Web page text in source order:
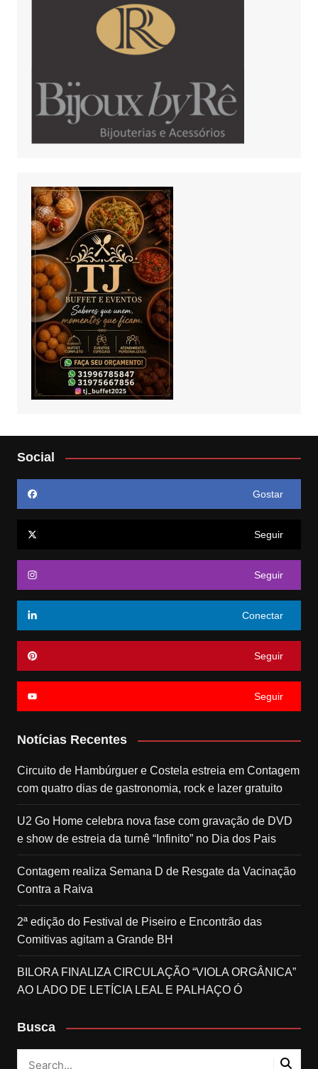
Social
Gostar
Seguir
Seguir
Conectar
Seguir
Seguir
Notícias Recentes
Circuito de Hambúrguer e Costela estreia em Contagem
com quatro dias de gastronomia, rock e lazer gratuito
U2 Go Home celebra nova fase com gravação de DVD
e show de estreia da turnê “Infinito” no Dia dos Pais
Contagem realiza Semana D de Resgate da Vacinação
Contra a Raiva
2ª edição do Festival de Piseiro e Encontrão das
Comitivas agitam a Grande BH
BILORA FINALIZA CIRCULAÇÃO “VIOLA ORGÂNICA”
AO LADO DE LETÍCIA LEAL E PALHAÇO Ó
Busca